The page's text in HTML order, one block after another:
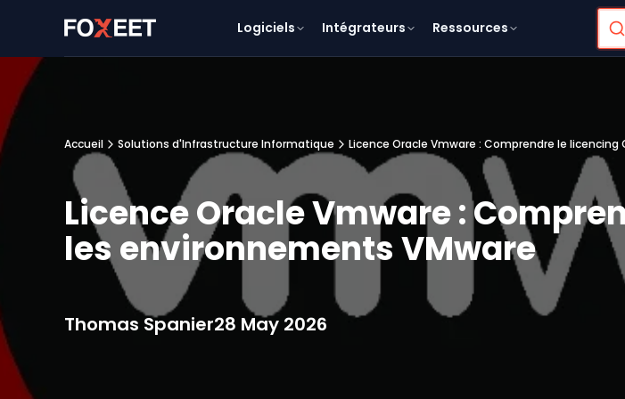
Logiciels Intégrateurs Ressources
Accueil Solutions d'Infrastructure Informatique Licence Oracle Vmware : Comprendre le
Licence Oracle Vmware :
les environnements VMware
Thomas Spanier28 May 2026